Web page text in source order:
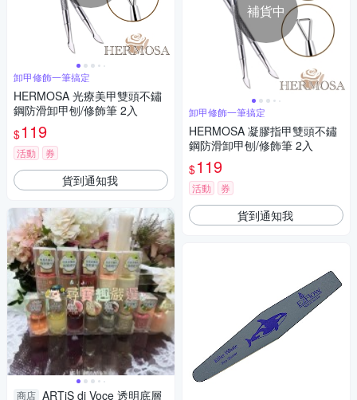
卸甲修飾一筆搞定
HERMOSA 光療美甲雙頭不鏽
鋼防滑卸甲刨/修飾筆 2入
$119
活動 券
貨到通知我
商店 ARTiS di Voce 透明底層
補貨中
卸甲修飾一筆搞定
HERMOSA 凝膠指甲雙頭不鏽
鋼防滑卸甲刨/修飾筆 2入
$119
活動 券
貨到通知我